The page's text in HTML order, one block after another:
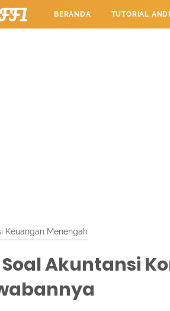
BERANDA TUTORIAL
Keuangan Menengah
Akuntansi